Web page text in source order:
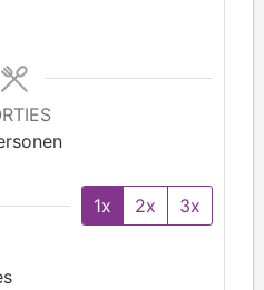
1x 2x
3x